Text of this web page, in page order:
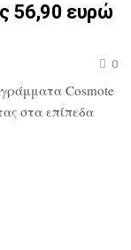
56,90 ευρώ
0
Cosmote
στα επίπεδα